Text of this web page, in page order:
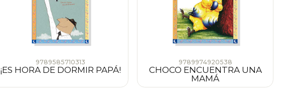
9789585710313
¡ES HORA DE DORMIR PAPÁ!
9789974920538
CHOCO ENCUENTRA UNA
MAMÁ